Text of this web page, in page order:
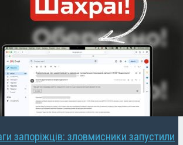
запоріжців: зловмисники запустили